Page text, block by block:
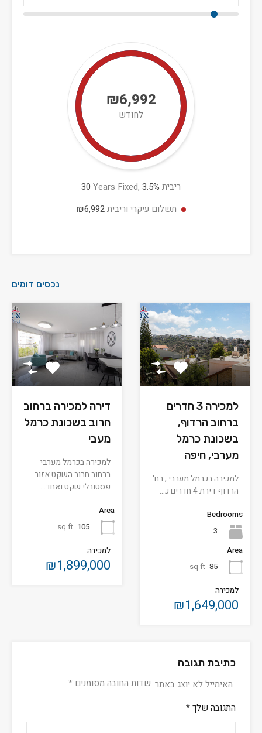
₪6,992
לחודש
30 Years Fixed, 3.5% ריבית
תשלום עיקרי וריבית₪6,992
נכסים דומים
למכירה 3 חדרים
ברחוב הרדוף,
בשכונת כרמל
מערבי, חיפה
למכירה בכרמל מערבי , רח'
הרדוף דירת 4 חדרים כ…
Bedrooms
3
Area
85
sq ft
למכירה
₪1,649,000
דירה למכירה ברחוב
חרוב בשכונת כרמל
מעבי
למכירה בכרמל מערבי
ברחוב חרוב השקט אזור
פסטורלי שקט ואחד…
Area
105
sq ft
למכירה
₪1,899,000
כתיבת תגובה
האימייל לא יוצג באתר. שדות החובה מסומנים *
התגובה שלך*